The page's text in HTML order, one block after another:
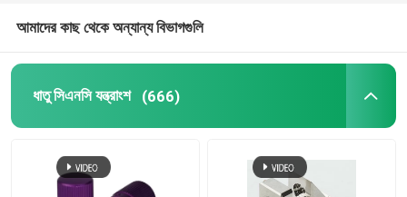
আমাদের কাছ থেকে অন্যান্য বিভাগগুলি
ধাতু সিএনসি যন্ত্রাংশ (666)